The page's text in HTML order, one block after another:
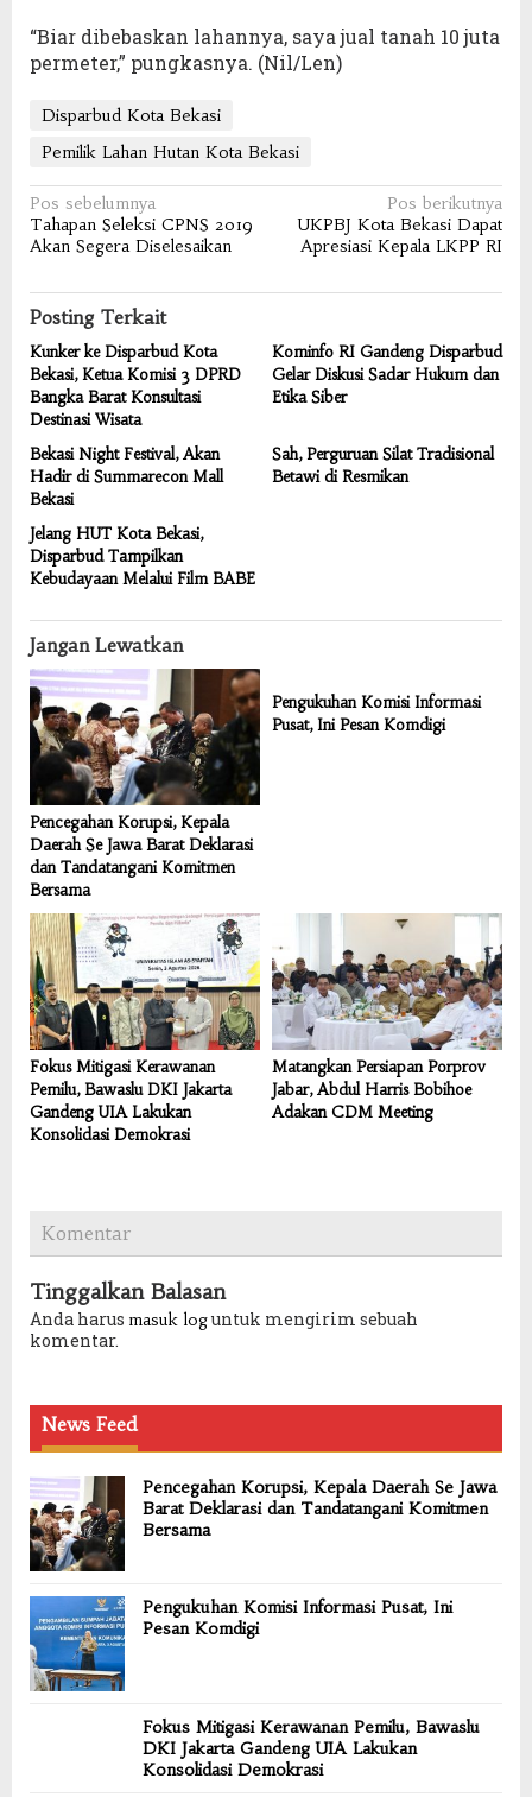
“Biar dibebaskan lahannya, saya jual tanah 10 juta
permeter,” pungkasnya. (Nil/Len)
Disparbud Kota Bekasi
Pemilik Lahan Hutan Kota Bekasi
Navigasi
pos
Pos sebelumnya
Tahapan Seleksi CPNS 2019
Akan Segera Diselesaikan
Pos berikutnya
UKPBJ Kota Bekasi Dapat
Apresiasi Kepala LKPP RI
Posting Terkait
Kunker ke Disparbud Kota
Bekasi, Ketua Komisi 3 DPRD
Bangka Barat Konsultasi
Destinasi Wisata
Kominfo RI Gandeng Disparbud
Gelar Diskusi Sadar Hukum dan
Etika Siber
Bekasi Night Festival, Akan
Hadir di Summarecon Mall
Bekasi
Sah, Perguruan Silat Tradisional
Betawi di Resmikan
Jelang HUT Kota Bekasi,
Disparbud Tampilkan
Kebudayaan Melalui Film BABE
Jangan Lewatkan
Pencegahan Korupsi, Kepala
Daerah Se Jawa Barat Deklarasi
dan Tandatangani Komitmen
Bersama
Pengukuhan Komisi Informasi
Pusat, Ini Pesan Komdigi
Fokus Mitigasi Kerawanan
Pemilu, Bawaslu DKI Jakarta
Gandeng UIA Lakukan
Konsolidasi Demokrasi
Matangkan Persiapan Porprov
Jabar, Abdul Harris Bobihoe
Adakan CDM Meeting
Komentar
Tinggalkan Balasan
Anda harus masuk loguntuk mengirim sebuah
komentar.
News Feed
Pencegahan Korupsi, Kepala Daerah Se Jawa
Barat Deklarasi dan Tandatangani Komitmen
Bersama
Pengukuhan Komisi Informasi Pusat, Ini
Pesan Komdigi
Fokus Mitigasi Kerawanan Pemilu, Bawaslu
DKI Jakarta Gandeng UIA Lakukan
Konsolidasi Demokrasi